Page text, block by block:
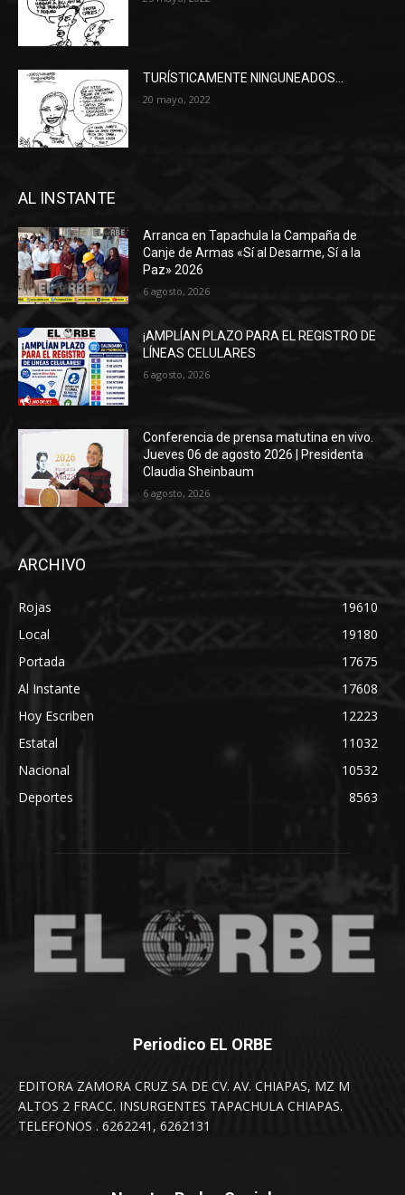
TURÍSTICAMENTE NINGUNEADOS…
20 mayo, 2022
AL INSTANTE
Arranca en Tapachula la Campaña de
Canje de Armas «Sí al Desarme, Sí a la
Paz» 2026
6 agosto, 2026
¡AMPLÍAN PLAZO PARA EL REGISTRO DE
LÍNEAS CELULARES
6 agosto, 2026
Conferencia de prensa matutina en vivo.
Jueves 06 de agosto 2026 | Presidenta
Claudia Sheinbaum
6 agosto, 2026
ARCHIVO
Rojas
19610
Local
19180
Portada
17675
Al Instante
17608
Hoy Escriben
12223
Estatal
11032
Nacional
10532
Deportes
8563
Periodico EL ORBE
EDITORA ZAMORA CRUZ SA DE CV. AV. CHIAPAS, MZ M
ALTOS 2 FRACC. INSURGENTES TAPACHULA CHIAPAS.
TELEFONOS . 6262241, 6262131